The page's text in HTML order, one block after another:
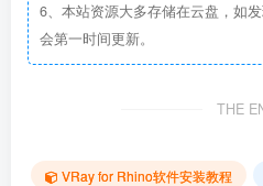
6、本站资源大多存储在云盘，如
会第一时间更新。
THE
VRay for Rhino软件安装教程